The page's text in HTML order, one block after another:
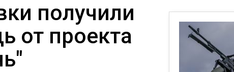
получили
от проекта